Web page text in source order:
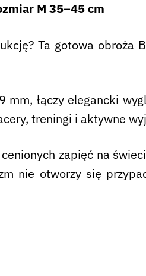
M 35–45 cm
Ta gotowa obroża
łączy elegancki
treningi i aktywne
zapięć na
nie otworzy się